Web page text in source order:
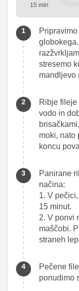
15 min
stresemo
mandljevo
Ribje fileje
vodo in
moki, nato
koncu
Panirane
načina:
1. V
15 minut.
2. V ponvi
maščobi.
straneh
Pečene
ponudimo